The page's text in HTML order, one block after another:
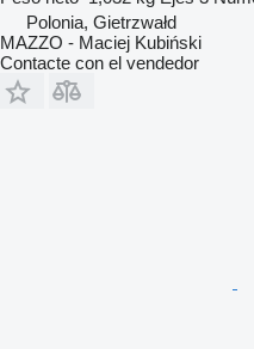
Polonia, Gietrzwałd
MAZZO - Maciej Kubiński
Contacte con el vendedor